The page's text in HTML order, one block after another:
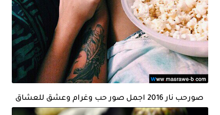
صورحب نار 2016 اجمل صور حب وغرام وعشق للعشاق